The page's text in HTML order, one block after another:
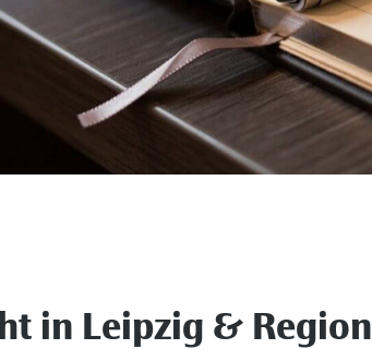
in Leipzig & Region